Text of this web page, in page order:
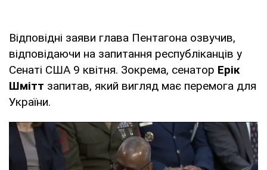
Відповідні заяви глава Пентагона озвучив,
відповідаючи на запитання республіканців у
Сенаті США 9 квітня. Зокрема, сенатор Ерік
Шмітт запитав, який вигляд має перемога для
України.